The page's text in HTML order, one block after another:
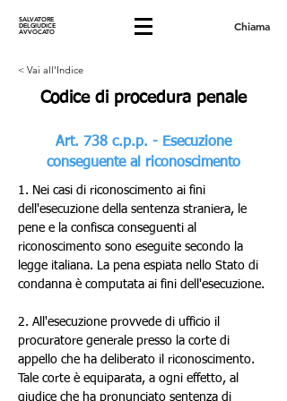
SALVATORE
DELGIUDICE
AVVOCATO Chiama
< Vai all'Indice
Codice di procedura penale
Art. 738 c.p.p. - Esecuzione
conseguente al riconoscimento
1. Nei casi di riconoscimento ai fini
dell'esecuzione della sentenza straniera, le
pene e la confisca conseguenti al
riconoscimento sono eseguite secondo la
legge italiana. La pena espiata nello Stato di
condanna è computata ai fini dell'esecuzione.
2. All'esecuzione provvede di ufficio il
procuratore generale presso la corte di
appello che ha deliberato il riconoscimento.
Tale corte è equiparata, a ogni effetto, al
giudice che ha pronunciato sentenza di